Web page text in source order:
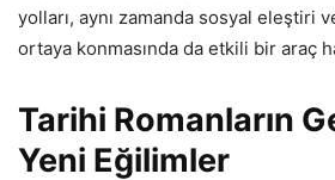
yolları, aynı zamanda sosyal eleştiri
ortaya konmasında da etkili bir araç
Tarihi Romanların
Yeni Eğilimler